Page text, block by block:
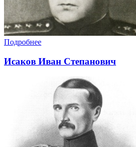
Подробнее
Исаков Иван Степанович